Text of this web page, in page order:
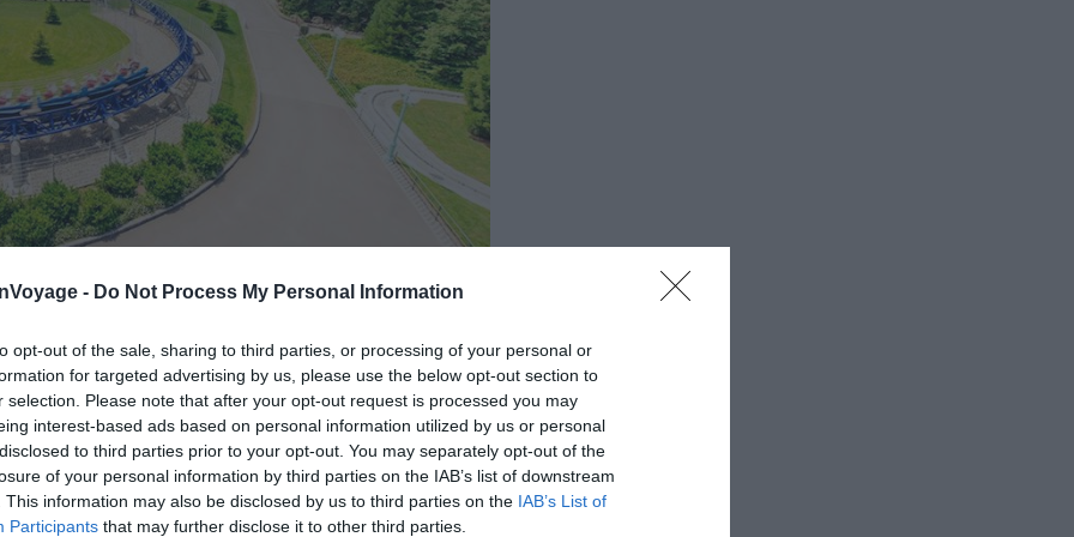
- Do Not Process My Personal Information
opt-out of the sale, sharing to third parties, or processing of your personal or
for targeted advertising by us, please use the below opt-out section to
selection. Please note that after your opt-out request is processed you may
interest-based ads based on personal information utilized by us or personal
to third parties prior to your opt-out. You may separately opt-out of the
of your personal information by third parties on the IAB’s list of downstream
This information may also be disclosed by us to third parties on the IAB’s List of
Participants that may further disclose it to other third parties.
par deux frères :Patrice etPhilippe Gélis. Forains
leur propre parc d’attractions à la suite d’un
émerveillés par les parcs et loisirs des USA et séduits
se lancent dans l’aventure de leur propre parc. Et
propriété familiale de Dolancourt qui dispose de plus